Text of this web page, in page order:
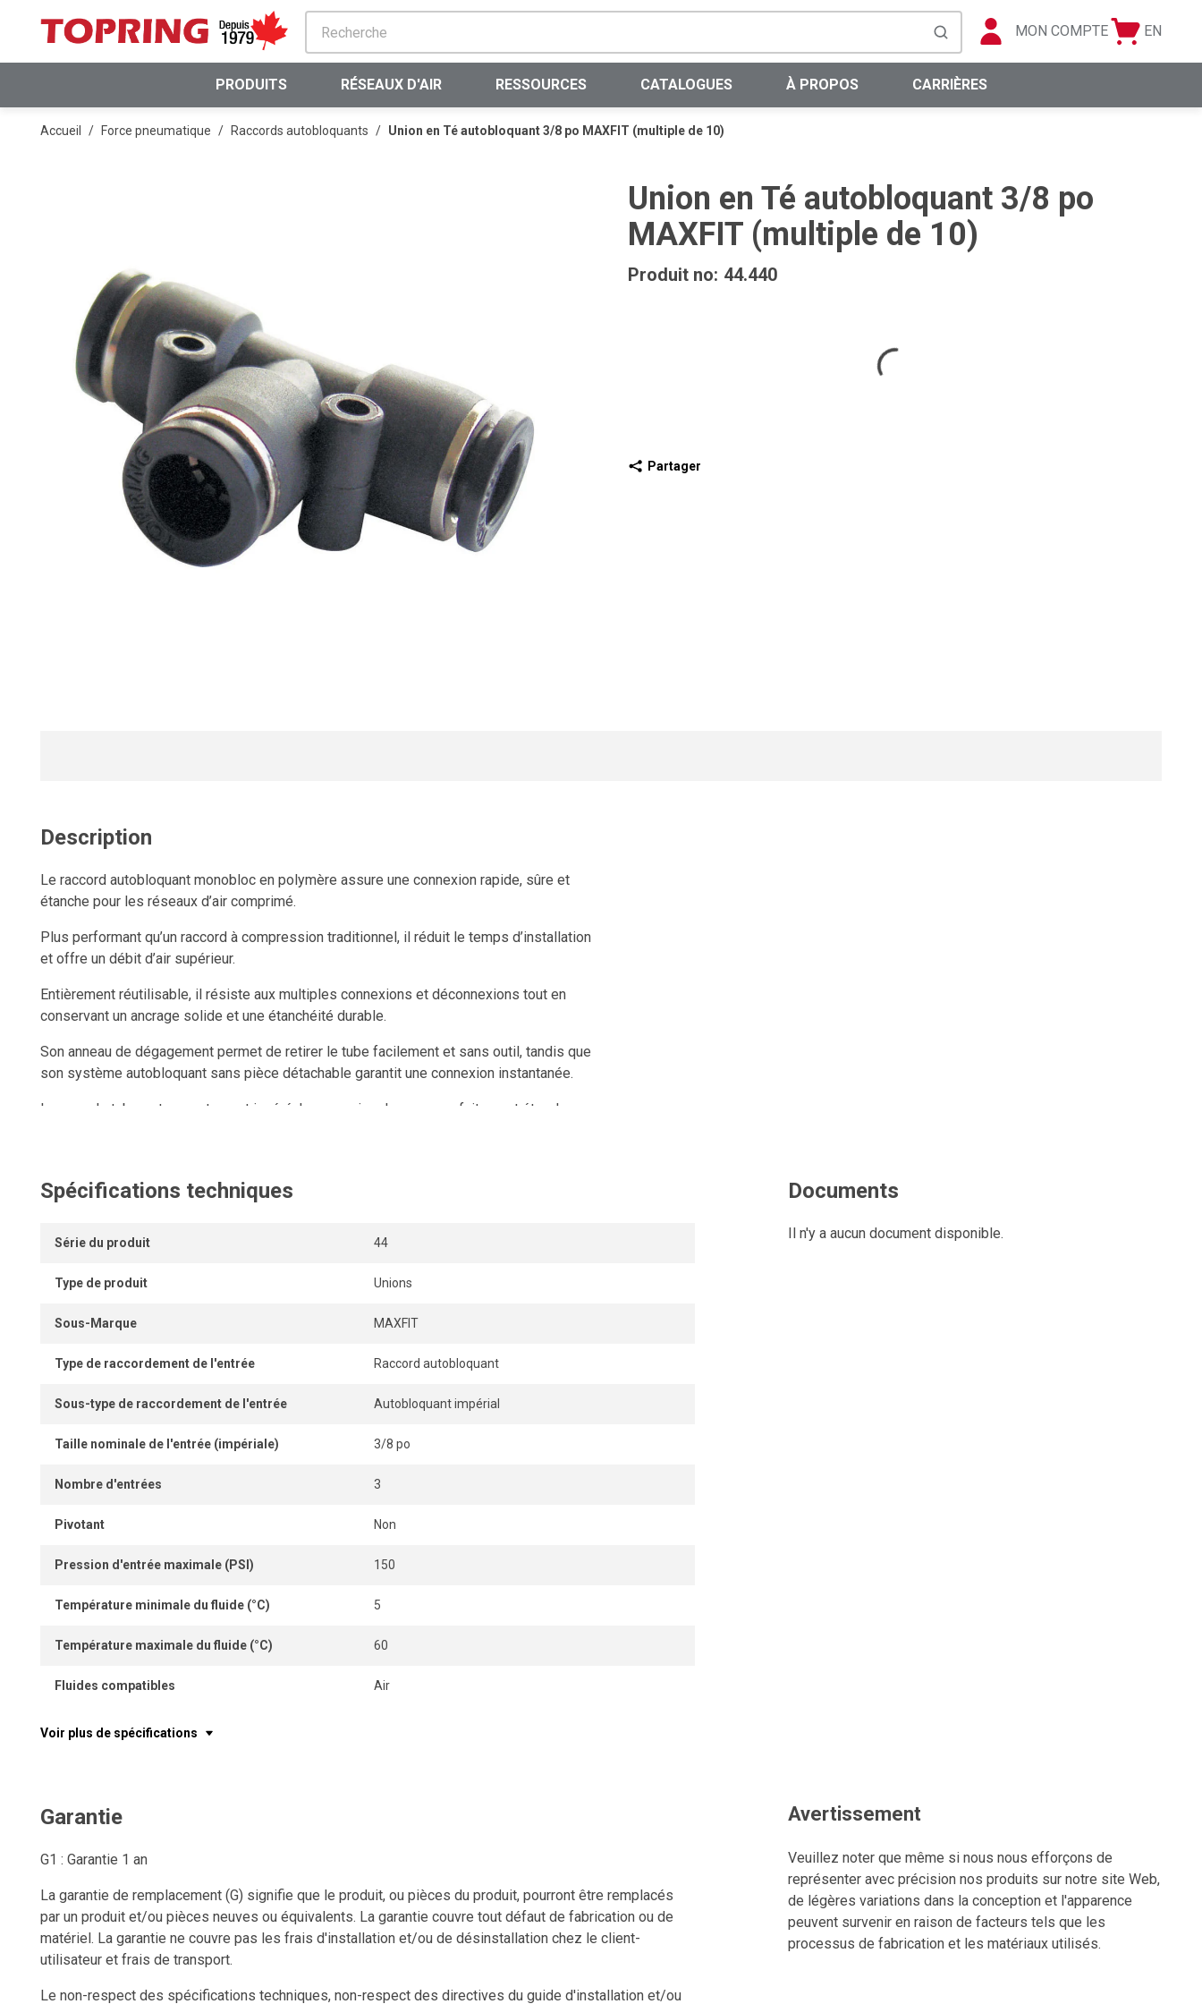
PASSER AU CONTENU PRINCIPAL
soumettre la recherche
MON COMPTE
Panier
Langue
EN
PRODUITS RÉSEAUX D'AIR RESSOURCES CATALOGUES À PROPOS CARRIÈRES
Accueil / Force pneumatique / Raccords autobloquants / Union en Té autobloquant 3/8 po MAXFIT (multiple de 10)
Union en Té autobloquant 3/8 po
MAXFIT (multiple de 10)
Produit no: 44.440
Partager
Description
Le raccord autobloquant monobloc en polymère assure une connexion rapide, sûre et
étanche pour les réseaux d’air comprimé.
Plus performant qu’un raccord à compression traditionnel, il réduit le temps d’installation
et offre un débit d’air supérieur.
Entièrement réutilisable, il résiste aux multiples connexions et déconnexions tout en
conservant un ancrage solide et une étanchéité durable.
Son anneau de dégagement permet de retirer le tube facilement et sans outil, tandis que
son système autobloquant sans pièce détachable garantit une connexion instantanée.
Lorsque le tube est correctement inséré, la connexion demeure parfaitement étanche,
Spécifications techniques
Série du produit 44
Type de produit Unions
Sous-Marque MAXFIT
Type de raccordement de l'entrée Raccord autobloquant
Sous-type de raccordement de l'entrée Autobloquant impérial
Taille nominale de l'entrée (impériale) 3/8 po
Nombre d'entrées 3
Pivotant Non
Pression d'entrée maximale (PSI) 150
Température minimale du fluide (°C) 5
Température maximale du fluide (°C) 60
Fluides compatibles Air
Voir plus de spécifications
Documents
Il n'y a aucun document disponible.
Garantie
G1 : Garantie 1 an
La garantie de remplacement (G) signifie que le produit, ou pièces du produit, pourront être remplacés
par un produit et/ou pièces neuves ou équivalents. La garantie couvre tout défaut de fabrication ou de
matériel. La garantie ne couvre pas les frais d'installation et/ou de désinstallation chez le client-
utilisateur et frais de transport.
Le non-respect des spécifications techniques, non-respect des directives du guide d'installation et/ou
Avertissement
Veuillez noter que même si nous nous efforçons de
représenter avec précision nos produits sur notre site Web,
de légères variations dans la conception et l'apparence
peuvent survenir en raison de facteurs tels que les
processus de fabrication et les matériaux utilisés.